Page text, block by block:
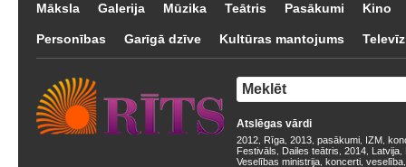
Māksla Galerija Mūzika Teātris Pasākumi Kino
Personības Garīgā dzīve Kultūras mantojums
Atslēgas vārdi
2012 Rīga 2013 pasākumi IZM
Festivāls
Dailes teātris 2014 Latvija
Veselības ministrija koncerti veselība